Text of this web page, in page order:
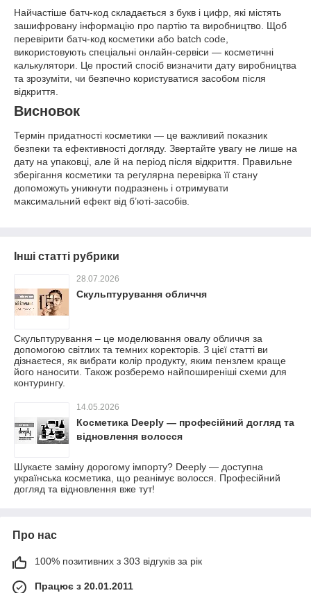
Найчастіше батч-код складається з букв і цифр, які містять
зашифровану інформацію про партію та виробництво. Щоб
перевірити батч-код косметики або batch code,
використовують спеціальні онлайн-сервіси — косметичні
калькулятори. Це простий спосіб визначити дату виробництва
та зрозуміти, чи безпечно користуватися засобом після
відкриття.
Висновок
Термін придатності косметики — це важливий показник
безпеки та ефективності догляду. Звертайте увагу не лише на
дату на упаковці, але й на період після відкриття. Правильне
зберігання косметики та регулярна перевірка її стану
допоможуть уникнути подразнень і отримувати
максимальний ефект від б’юті-засобів.
Інші статті рубрики
28.07.2026
Скульптурування обличчя
Скульптурування – це моделювання овалу обличчя за
допомогою світлих та темних коректорів. З цієї статті ви
дізнаєтеся, як вибрати колір продукту, яким пензлем краще
його наносити. Також розберемо найпоширеніші схеми для
контурингу.
14.05.2026
Косметика Deeply — професійний догляд та
відновлення волосся
Шукаєте заміну дорогому імпорту? Deeply — доступна
українська косметика, що реанімує волосся. Професійний
догляд та відновлення вже тут!
Про нас
100% позитивних з 303 відгуків за рік
Працює з 20.01.2011